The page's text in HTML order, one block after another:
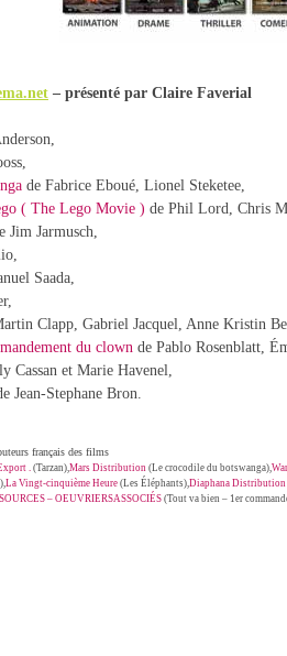
– présenté par Claire Faverial
de Fabrice Eboué, Lionel Steketee,
( The Lego Movie ) de Phil Lord, Chris
Jim Jarmusch,
Saada,
Clapp, Gabriel Jacquel, Anne Kristin
du clown de Pablo Rosenblatt,
Cassan et Marie Havenel,
Jean-Stephane Bron.
français des films
. (Tarzan), Mars Distribution (Le crocodile du botswanga),
La Vingt-cinquième Heure (Les Éléphants), Diaphana Distribution .
– OEUVRIERSASSOCIÉS (Tout va bien – 1er